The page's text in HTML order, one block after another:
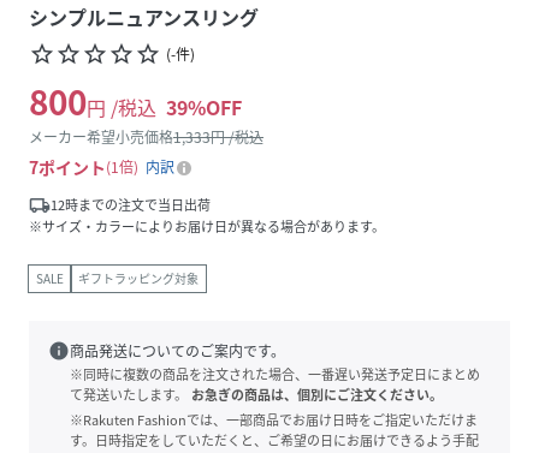
シンプルニュアンスリング
star_borderstar_borderstar_borderstar_borderstar_border (-件)
800円 /税込 39%OFF
メーカー希望小売価格1,333円 /税込
7ポイント 1倍
内訳
local_shipping12時までの注文で当日出荷
※サイズ・カラーによりお届け日が異なる場合があります。
SALE ギフトラッピング対象
info商品発送についてのご案内です。
※同時に複数の商品を注文された場合、一番遅い発送予定日にまとめ
て発送いたします。
お急ぎの商品は、個別にご注文ください。
※Rakuten Fashionでは、一部商品でお届け日時をご指定いただけま
す。日時指定をしていただくと、ご希望の日にお届けできるよう手配